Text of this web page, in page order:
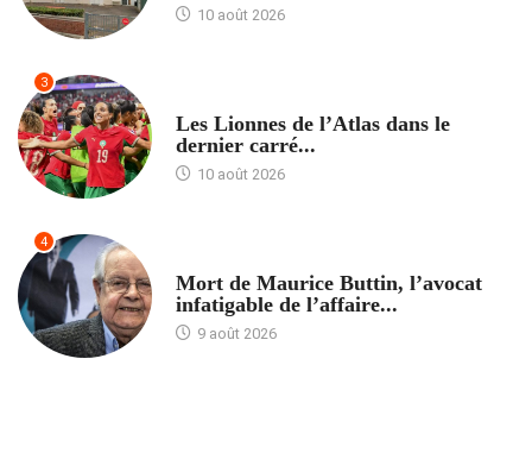
10 août 2026
3
Les Lionnes de l’Atlas dans le
dernier carré...
10 août 2026
4
Mort de Maurice Buttin, l’avocat
infatigable de l’affaire...
9 août 2026